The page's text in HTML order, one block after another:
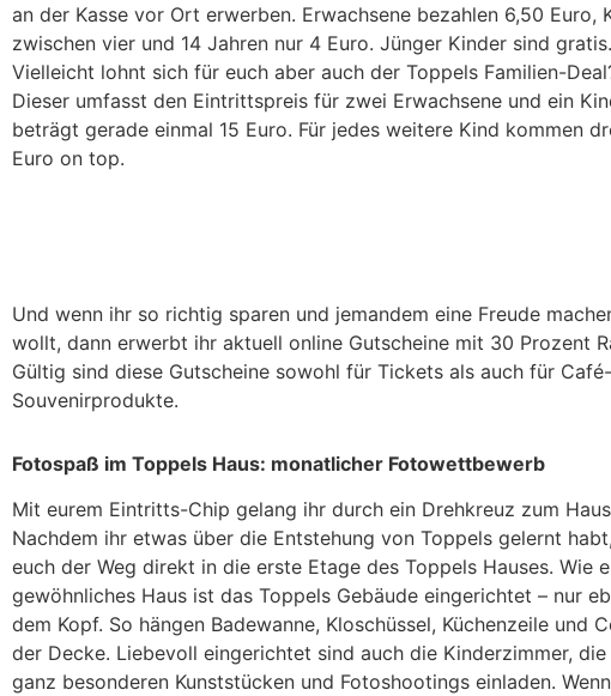
an der Kasse vor Ort erwerben. Erwachsene bezahlen 6,50 Euro,
zwischen vier und 14 Jahren nur 4 Euro. Jünger Kinder sind gratis.
Vielleicht lohnt sich für euch aber auch der Toppels Familien-
Dieser umfasst den Eintrittspreis für zwei Erwachsene und ein
beträgt gerade einmal 15 Euro. Für jedes weitere Kind kommen
Euro on top.
Und wenn ihr so richtig sparen und jemandem eine Freude
wollt, dann erwerbt ihr aktuell online Gutscheine mit 30 Prozent
Gültig sind diese Gutscheine sowohl für Tickets als auch für
Souvenirprodukte.
Fotospaß im Toppels Haus: monatlicher Fotowettbewerb
Mit eurem Eintritts-Chip gelang ihr durch ein Drehkreuz zum
Nachdem ihr etwas über die Entstehung von Toppels gelernt
euch der Weg direkt in die erste Etage des Toppels Hauses. Wie
gewöhnliches Haus ist das Toppels Gebäude eingerichtet – nur
dem Kopf. So hängen Badewanne, Kloschüssel, Küchenzeile und
der Decke. Liebevoll eingerichtet sind auch die Kinderzimmer, die
ganz besonderen Kunststücken und Fotoshootings einladen.